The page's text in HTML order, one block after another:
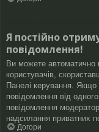
Я постійно
повідомлення!
Ви можете автоматично
користувачів,
Панелі керування. Якщо
повідомлення від
повідомлення
надсилання приватних
Догори